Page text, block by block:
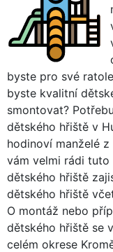
byste pro své
byste kvalitní
smontovat?
dětského hřiště v
hodinoví manželé
vám velmi rádi
dětského hřiště
dětského hřiště
O montáž nebo
dětského hřiště se
celém okrese